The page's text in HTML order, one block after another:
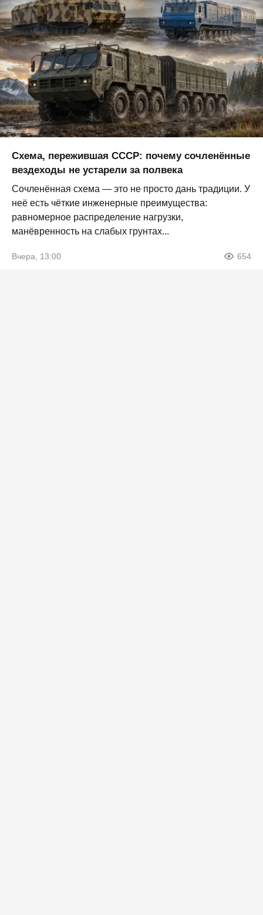
Схема, пережившая СССР: почему сочленённые
вездеходы не устарели за полвека
Сочленённая схема — это не просто дань традиции. У
неё есть чёткие инженерные преимущества:
равномерное распределение нагрузки,
манёвренность на слабых грунтах...
Вчера, 13:00 654